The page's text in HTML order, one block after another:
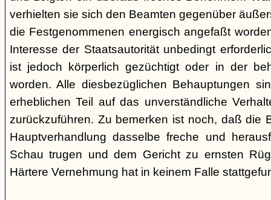
verhielten sie sich den Beamten gegenüber
die Festgenommenen energisch angefaßt
Interesse der Staatsautorität unbedingt
ist jedoch körperlich gezüchtigt oder in der
worden. Alle diesbezüglichen Behauptungen
erheblichen Teil auf das unverständliche
zurückzuführen. Zu bemerken ist noch, daß die
Hauptverhandlung dasselbe freche und
Schau trugen und dem Gericht zu ernsten
Härtere Vernehmung hat in keinem Falle